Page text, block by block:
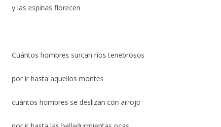
y las espinas florecen
Cuántos hombres surcan ríos tenebrosos
por ir hasta aquellos montes
cuántos hombres se deslizan con arrojo